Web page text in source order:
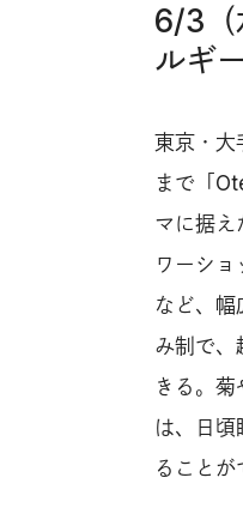
6/3（
ルギ
東京・大
まで「
マに据え
ワーシ
など、
み制で、
きる。
は、日
ることが